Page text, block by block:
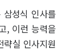
삼성식 인사를
, 이런 능력을
실 인사지원